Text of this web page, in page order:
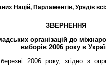
Націй, Парламентів, Урядів
ЗВЕРНЕННЯ
організацій до
виборів 2006 року в
2006 року, згідно з